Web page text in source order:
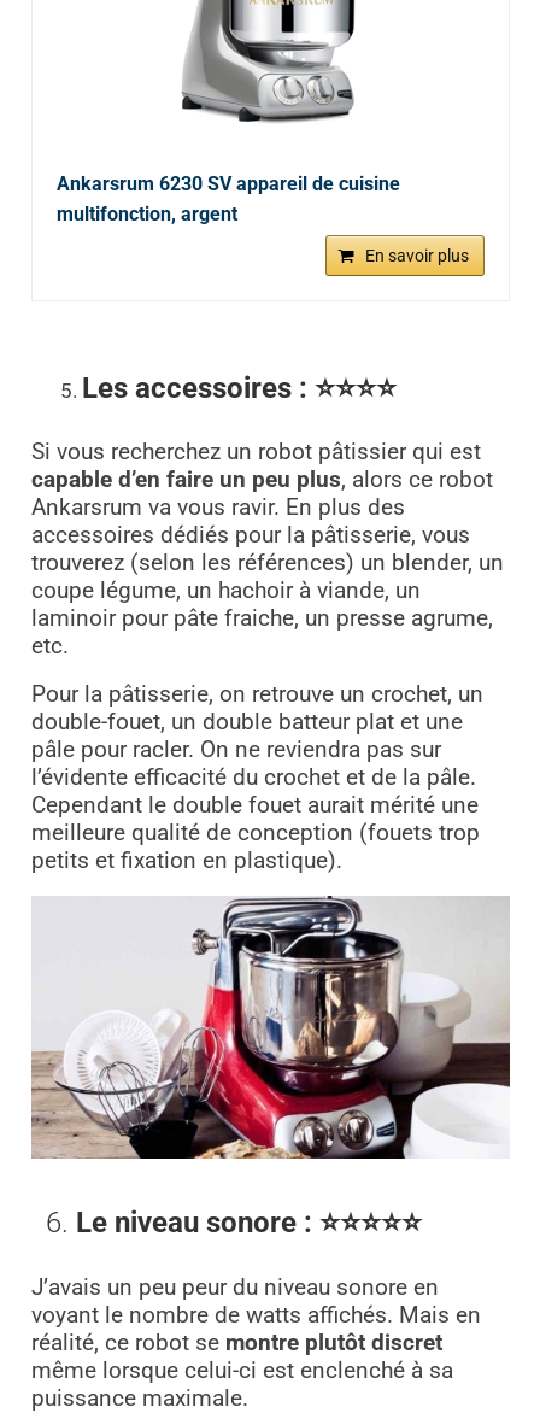
Ankarsrum 6230 SV appareil de cuisine
multifonction, argent
En savoir plus
Les accessoires : ⭐⭐⭐⭐
Si vous recherchez un robot pâtissier qui est
capable d’en faire un peu plus, alors ce robot
Ankarsrum va vous ravir. En plus des
accessoires dédiés pour la pâtisserie, vous
trouverez (selon les références) un blender, un
coupe légume, un hachoir à viande, un
laminoir pour pâte fraiche, un presse agrume,
etc.
Pour la pâtisserie, on retrouve un crochet, un
double-fouet, un double batteur plat et une
pâle pour racler. On ne reviendra pas sur
l’évidente efficacité du crochet et de la pâle.
Cependant le double fouet aurait mérité une
meilleure qualité de conception (fouets trop
petits et fixation en plastique).
6. Le niveau sonore : ⭐⭐⭐⭐⭐
J’avais un peu peur du niveau sonore en
voyant le nombre de watts affichés. Mais en
réalité, ce robot se montre plutôt discret
même lorsque celui-ci est enclenché à sa
puissance maximale.